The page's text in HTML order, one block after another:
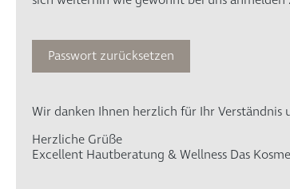
Passwort zurücksetzen
Wir danken Ihnen herzlich für Ihr Verständnis
Herzliche Grüße
Excellent Hautberatung & Wellness Das